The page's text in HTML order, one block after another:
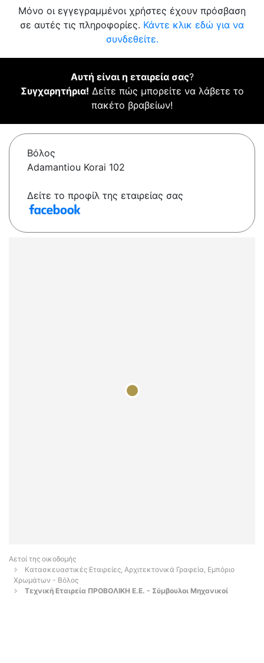
Μόνο οι εγγεγραμμένοι χρήστες έχουν πρόσβαση
σε αυτές τις πληροφορίες. Κάντε κλικ εδώ για να
συνδεθείτε.
Αυτή είναι η εταιρεία σας?
Συγχαρητήρια! Δείτε πώς μπορείτε να λάβετε το
πακέτο βραβείων!
Βόλος
Adamantiou Korai 102
Δείτε το προφίλ της εταιρείας σας
Αετοί της οικοδομής
Κατασκευαστικές Εταιρείες, Αρχιτεκτονικά Γραφεία, Εμπόριο
Χρωμάτων - Βόλος
Τεχνική Εταιρεία ΠΡΟΒΟΛΙΚΗ Ε.Ε. - Σύμβουλοι Μηχανικοί